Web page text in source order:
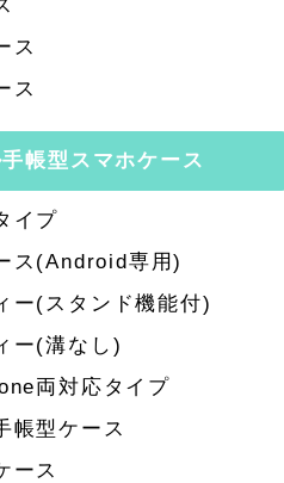
ス
ス
帳型スマホケース
イプ
ス(Android専用)
ー(スタンド機能付)
ー(溝なし)
両対応タイプ
帳型ケース
ース